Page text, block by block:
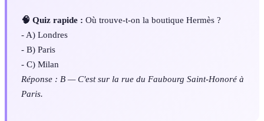
🧠 Quiz rapide : Où trouve-t-on la boutique Hermès ?
- A) Londres
- B) Paris
- C) Milan
Réponse : B — C'est sur la rue du Faubourg Saint-Honoré à
Paris.